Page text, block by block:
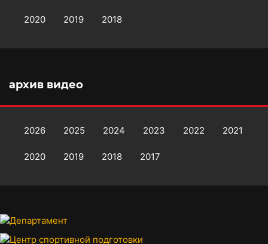
2020 2019 2018
архив видео
2026 2025 2024 2023 2022 2021
2020 2019 2018 2017